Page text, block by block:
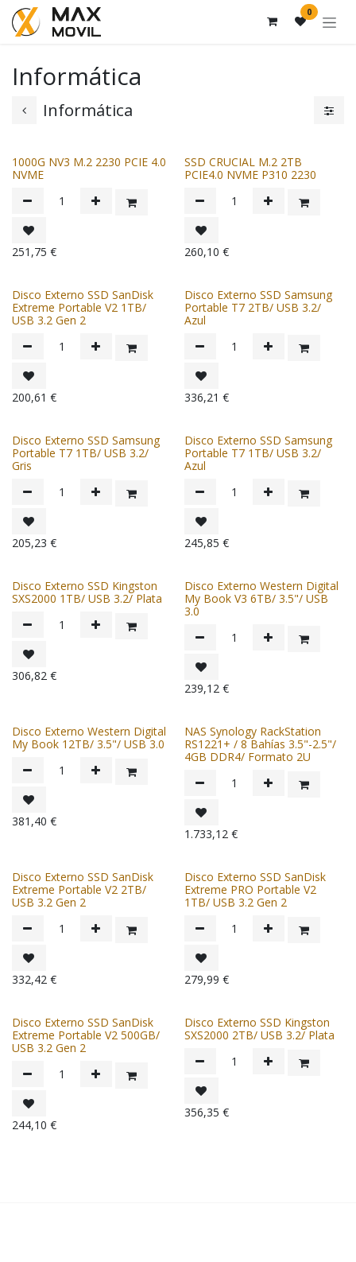
Ir al contenido 0
Informática
Informática
1000G NV3 M.2 2230 PCIE 4.0
NVME
251,75 €
SSD CRUCIAL M.2 2TB
PCIE4.0 NVME P310 2230
260,10 €
Disco Externo SSD SanDisk
Extreme Portable V2 1TB/
USB 3.2 Gen 2
200,61 €
Disco Externo SSD Samsung
Portable T7 2TB/ USB 3.2/
Azul
336,21 €
Disco Externo SSD Samsung
Portable T7 1TB/ USB 3.2/
Gris
205,23 €
Disco Externo SSD Samsung
Portable T7 1TB/ USB 3.2/
Azul
245,85 €
Disco Externo SSD Kingston
SXS2000 1TB/ USB 3.2/ Plata
306,82 €
Disco Externo Western Digital
My Book V3 6TB/ 3.5"/ USB
3.0
239,12 €
Disco Externo Western Digital
My Book 12TB/ 3.5"/ USB 3.0
381,40 €
NAS Synology RackStation
RS1221+ / 8 Bahías 3.5"-2.5"/
4GB DDR4/ Formato 2U
1.733,12 €
Disco Externo SSD SanDisk
Extreme Portable V2 2TB/
USB 3.2 Gen 2
332,42 €
Disco Externo SSD SanDisk
Extreme PRO Portable V2
1TB/ USB 3.2 Gen 2
279,99 €
Disco Externo SSD SanDisk
Extreme Portable V2 500GB/
USB 3.2 Gen 2
244,10 €
Disco Externo SSD Kingston
SXS2000 2TB/ USB 3.2/ Plata
356,35 €